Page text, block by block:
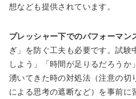
想なども提供されています。
プレッシャー下でのパフォーマン
ぎ」を防ぐ工夫も必要です。試験
しよう」「時間が足りるだろうか
湧いてきた時の対処法（注意の切
による思考の遮断など）を事前に